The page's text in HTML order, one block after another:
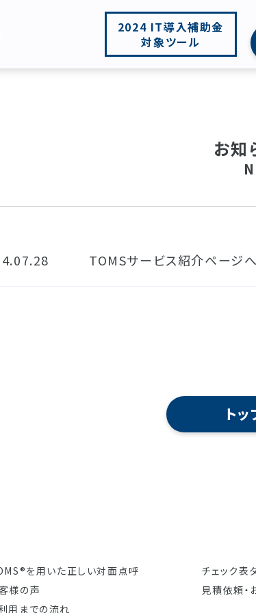
2024 IT導入補助金
対象ツール
お知
TOMSサービス紹介ページ
ト
を用いた正しい対面点呼
様の声
用までの流れ
チェック表
見積依頼・